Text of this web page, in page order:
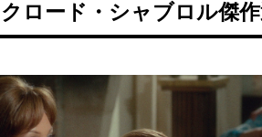
ロード・シャブロル傑作